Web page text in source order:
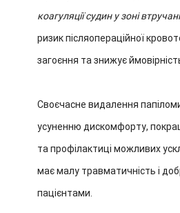
коагуляції судин у зоні
ризик післяопераційної
загоєння та знижує
Своєчасне видалення
усуненню дискомфорту,
та профілактиці можливих
має малу травматичність і
пацієнтами.